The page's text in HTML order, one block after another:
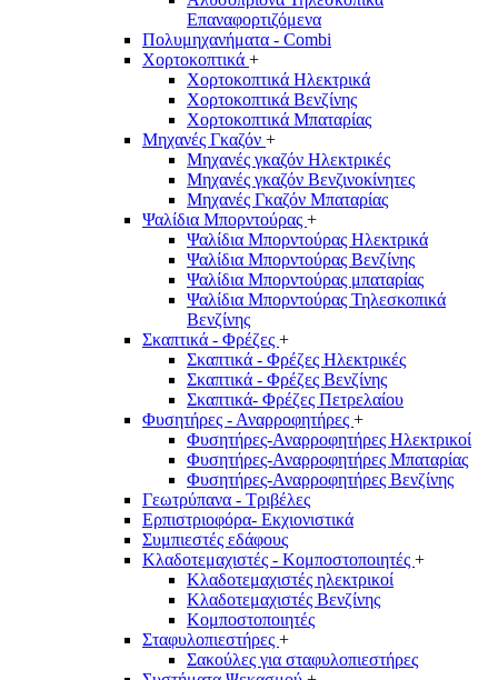
Επαναφορτιζόμενα
Πολυμηχανήματα - Combi
Χορτοκοπτικά +
Χορτοκοπτικά Ηλεκτρικά
Χορτοκοπτικά Βενζίνης
Χορτοκοπτικά Μπαταρίας
Μηχανές Γκαζόν +
Μηχανές γκαζόν Ηλεκτρικές
Μηχανές γκαζόν Βενζινοκίνητες
Μηχανές Γκαζόν Μπαταρίας
Ψαλίδια Μπορντούρας +
Ψαλίδια Μπορντούρας Hλεκτρικά
Ψαλίδια Μπορντούρας Βενζίνης
Ψαλίδια Μπορντούρας μπαταρίας
Ψαλίδια Μπορντούρας Τηλεσκοπικά
Βενζίνης
Σκαπτικά - Φρέζες +
Σκαπτικά - Φρέζες Ηλεκτρικές
Σκαπτικά - Φρέζες Βενζίνης
Σκαπτικά- Φρέζες Πετρελαίου
Φυσητήρες - Αναρροφητήρες +
Φυσητήρες-Αναρροφητήρες Ηλεκτρικοί
Φυσητήρες-Αναρροφητήρες Μπαταρίας
Φυσητήρες-Αναρροφητήρες Βενζίνης
Γεωτρύπανα - Τριβέλες
Ερπιστριοφόρα- Εκχιονιστικά
Συμπιεστές εδάφους
Κλαδοτεμαχιστές - Κομποστοποιητές +
Κλαδοτεμαχιστές ηλεκτρικοί
Κλαδοτεμαχιστές Βενζίνης
Κομποστοποιητές
Σταφυλοπιεστήρες +
Σακούλες για σταφυλοπιεστήρες